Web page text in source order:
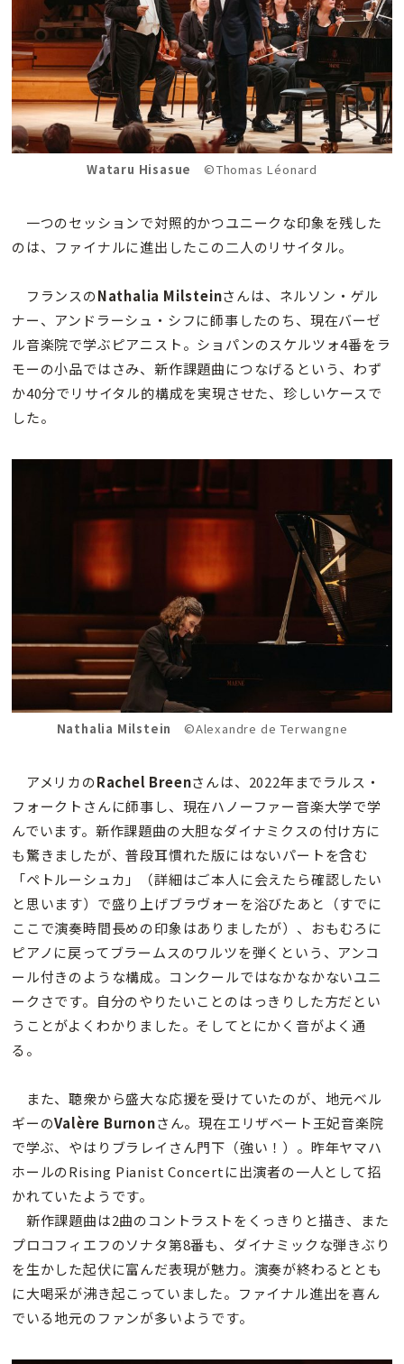
Wataru Hisasue ©Thomas Léonard
一つのセッションで対照的かつユニークな印象を残した
のは、ファイナルに進出したこの二人のリサイタル。
フランスのNathalia Milsteinさんは、ネルソン・ゲル
ナー、アンドラーシュ・シフに師事したのち、現在バーゼ
ル音楽院で学ぶピアニスト。ショパンのスケルツォ4番をラ
モーの小品ではさみ、新作課題曲につなげるという、わず
か40分でリサイタル的構成を実現させた、珍しいケースで
した。
Nathalia Milstein ©Alexandre de Terwangne
アメリカのRachel Breenさんは、2022年までラルス・
フォークトさんに師事し、現在ハノーファー音楽大学で学
んでいます。新作課題曲の大胆なダイナミクスの付け方に
も驚きましたが、普段耳慣れた版にはないパートを含む
「ペトルーシュカ」（詳細はご本人に会えたら確認したい
と思います）で盛り上げブラヴォーを浴びたあと（すでに
ここで演奏時間長めの印象はありましたが）、おもむろに
ピアノに戻ってブラームスのワルツを弾くという、アンコ
ール付きのような構成。コンクールではなかなかないユニ
ークさです。自分のやりたいことのはっきりした方だとい
うことがよくわかりました。そしてとにかく音がよく通
る。
また、聴衆から盛大な応援を受けていたのが、地元ベル
ギーのValère Burnonさん。現在エリザベート王妃音楽院
で学ぶ、やはりブラレイさん門下（強い！）。昨年ヤマハ
ホールのRising Pianist Concertに出演者の一人として招
かれていたようです。
新作課題曲は2曲のコントラストをくっきりと描き、また
プロコフィエフのソナタ第8番も、ダイナミックな弾きぶり
を生かした起伏に富んだ表現が魅力。演奏が終わるととも
に大喝采が沸き起こっていました。ファイナル進出を喜ん
でいる地元のファンが多いようです。